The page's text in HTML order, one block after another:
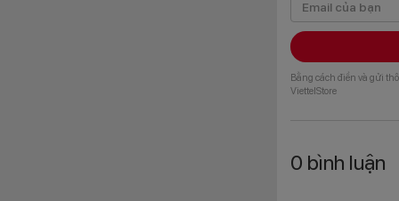
Bằng cách điền và gửi
ViettelStore
0 bình luận